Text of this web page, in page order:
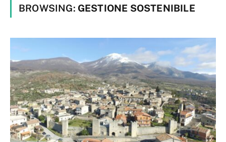
BROWSING: GESTIONE SOSTENIBILE